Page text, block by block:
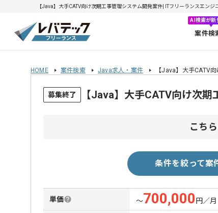
【Java】大手CATV向け次期工事管理システム開発案件| ITフリーランスエン
AI検索が新
案件検
HOME 案件検索 Java求人・案件 【Java】大手CATV
募集終了 【Java】大手CATV向け次
こち
条件を絞って案
単価 〜700,000 円／月